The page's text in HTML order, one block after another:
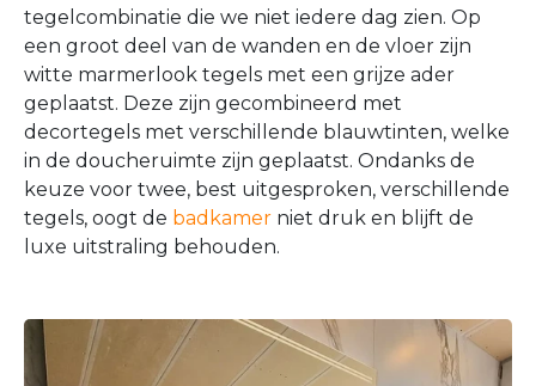
tegelcombinatie die we niet iedere dag zien. Op
een groot deel van de wanden en de vloer zijn
witte marmerlook tegels met een grijze ader
geplaatst. Deze zijn gecombineerd met
decortegels met verschillende blauwtinten, welke
in de doucheruimte zijn geplaatst. Ondanks de
keuze voor twee, best uitgesproken, verschillende
tegels, oogt de badkamer niet druk en blijft de
luxe uitstraling behouden.